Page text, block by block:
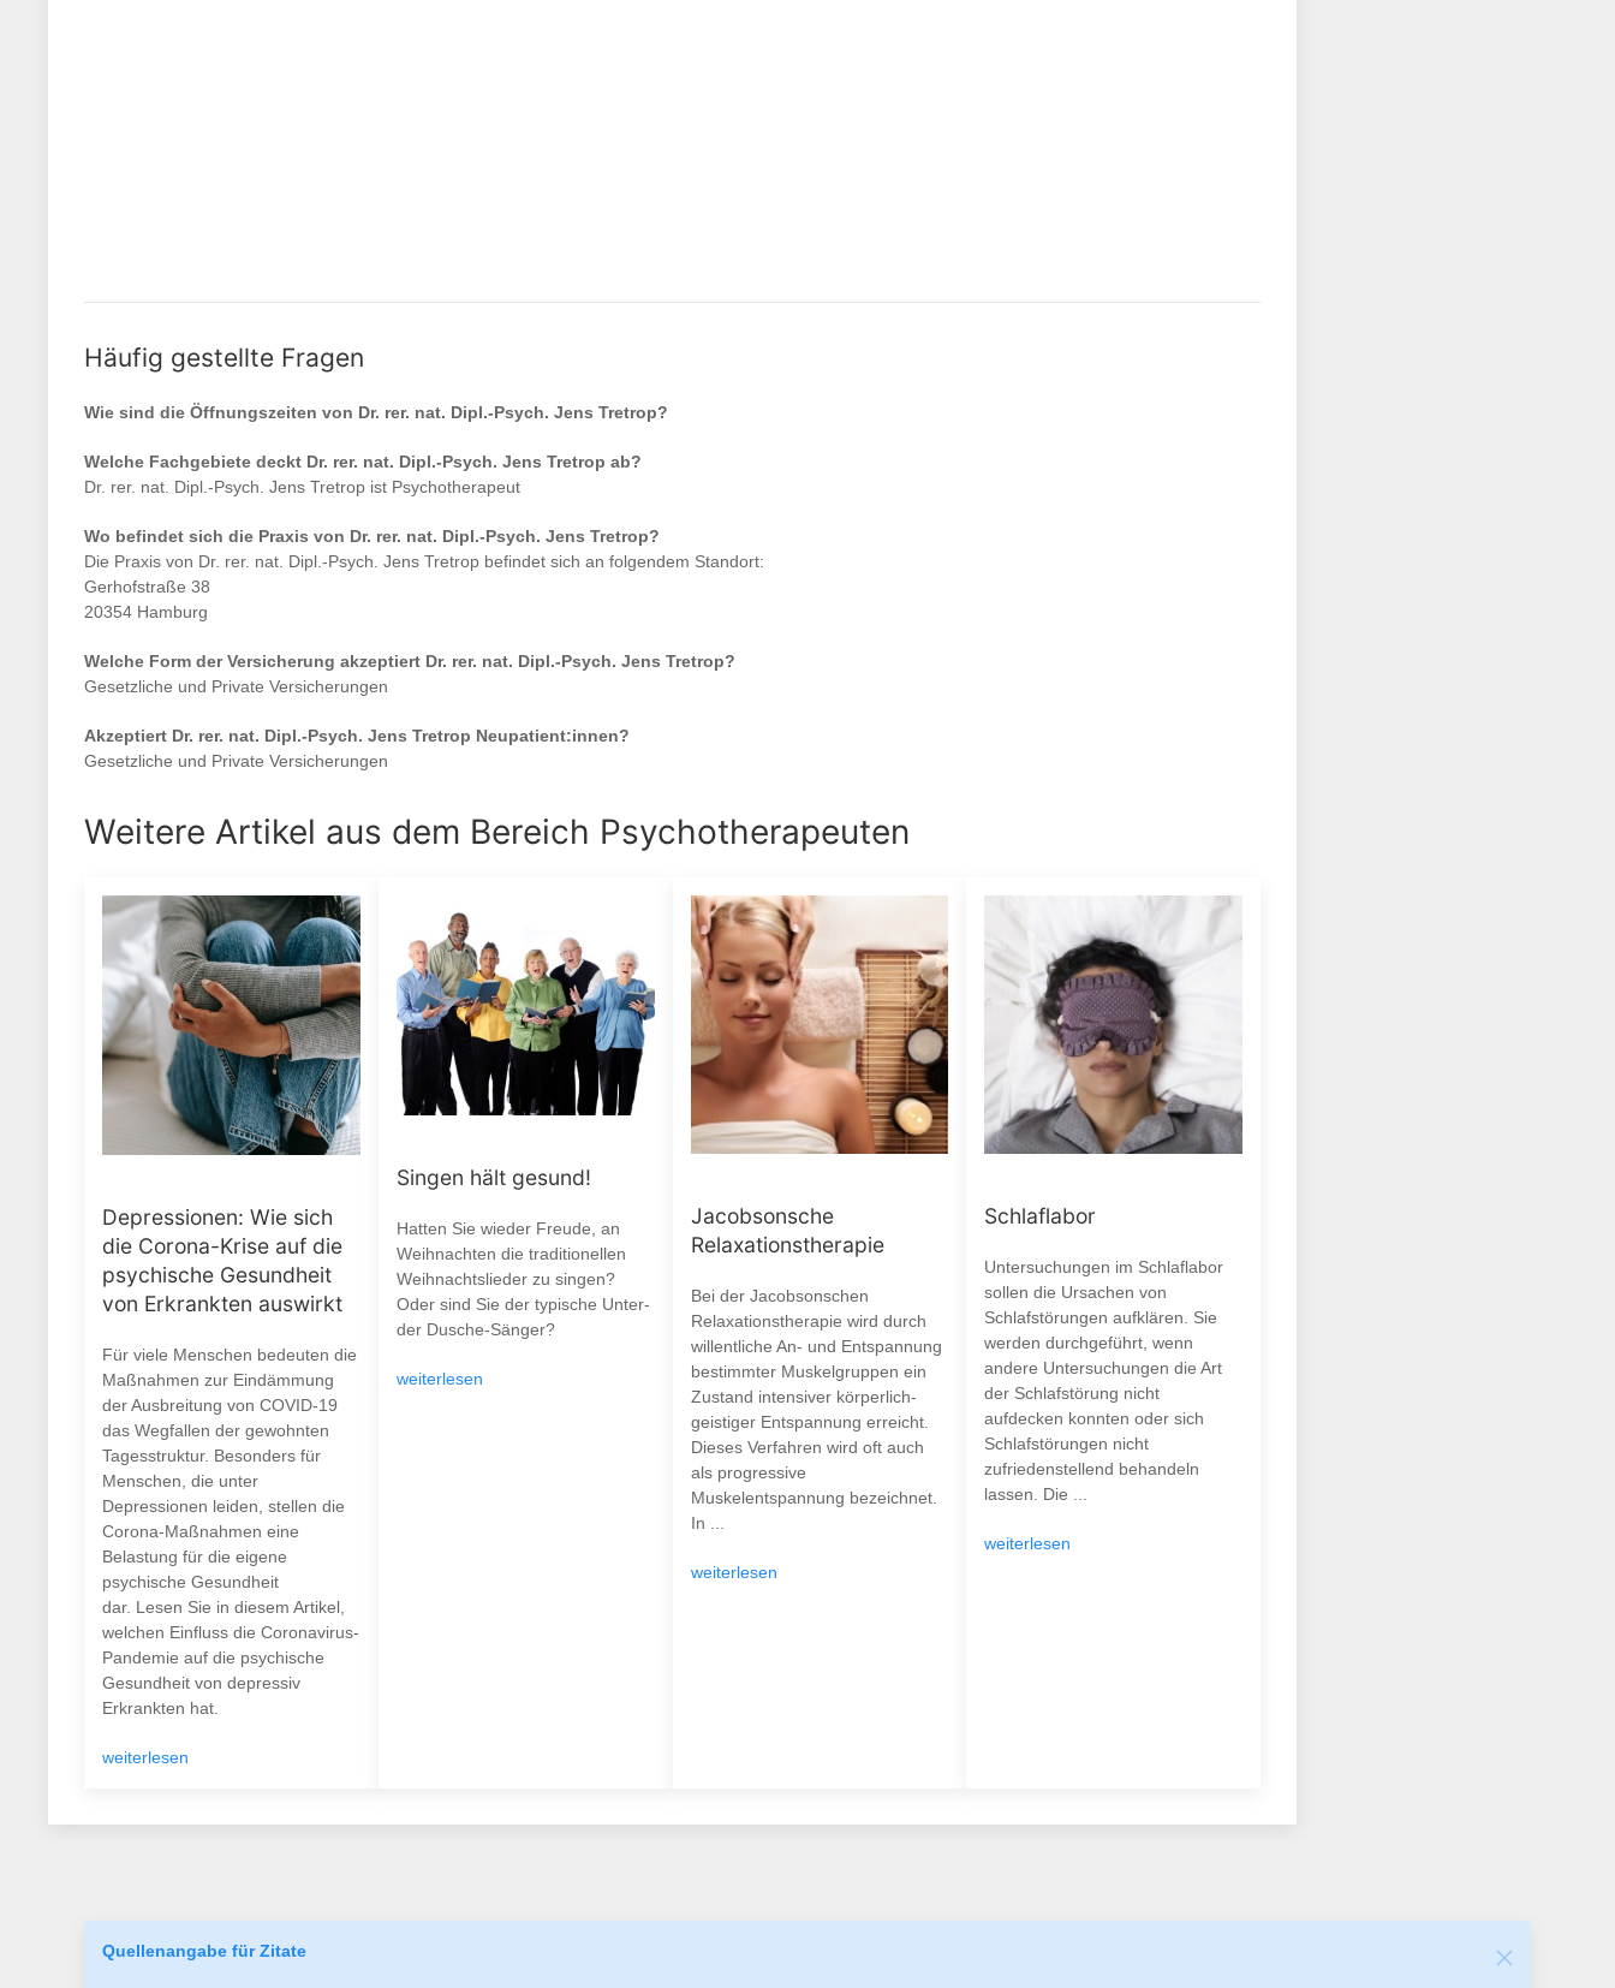
Häufig gestellte Fragen
Wie sind die Öffnungszeiten von Dr. rer. nat. Dipl.-Psych. Jens Tretrop?
Welche Fachgebiete deckt Dr. rer. nat. Dipl.-Psych. Jens Tretrop ab?
Dr. rer. nat. Dipl.-Psych. Jens Tretrop ist Psychotherapeut
Wo befindet sich die Praxis von Dr. rer. nat. Dipl.-Psych. Jens Tretrop?
Die Praxis von Dr. rer. nat. Dipl.-Psych. Jens Tretrop befindet sich an folgendem Standort:
Gerhofstraße 38
20354 Hamburg
Welche Form der Versicherung akzeptiert Dr. rer. nat. Dipl.-Psych. Jens Tretrop?
Gesetzliche und Private Versicherungen
Akzeptiert Dr. rer. nat. Dipl.-Psych. Jens Tretrop Neupatient:innen?
Gesetzliche und Private Versicherungen
Weitere Artikel aus dem Bereich Psychotherapeuten
Depressionen: Wie sich
die Corona-Krise auf die
psychische Gesundheit
von Erkrankten auswirkt
Für viele Menschen bedeuten die
Maßnahmen zur Eindämmung
der Ausbreitung von COVID-19
das Wegfallen der gewohnten
Tagesstruktur. Besonders für
Menschen, die unter
Depressionen leiden, stellen die
Corona-Maßnahmen eine
Belastung für die eigene
psychische Gesundheit
dar. Lesen Sie in diesem Artikel,
welchen Einfluss die Coronavirus-
Pandemie auf die psychische
Gesundheit von depressiv
Erkrankten hat.
weiterlesen
Singen hält gesund!
Hatten Sie wieder Freude, an
Weihnachten die traditionellen
Weihnachtslieder zu singen?
Oder sind Sie der typische Unter-
der Dusche-Sänger?
weiterlesen
Jacobsonsche
Relaxationstherapie
Bei der Jacobsonschen
Relaxationstherapie wird durch
willentliche An- und Entspannung
bestimmter Muskelgruppen ein
Zustand intensiver körperlich-
geistiger Entspannung erreicht.
Dieses Verfahren wird oft auch
als progressive
Muskelentspannung bezeichnet.
In ...
weiterlesen
Schlaflabor
Untersuchungen im Schlaflabor
sollen die Ursachen von
Schlafstörungen aufklären. Sie
werden durchgeführt, wenn
andere Untersuchungen die Art
der Schlafstörung nicht
aufdecken konnten oder sich
Schlafstörungen nicht
zufriedenstellend behandeln
lassen. Die ...
weiterlesen
Quellenangabe für Zitate